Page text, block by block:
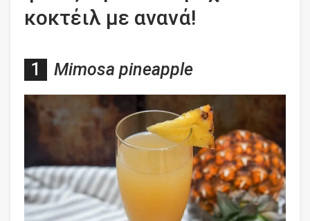
κοκτέιλ με ανανά!
Mimosa pineapple